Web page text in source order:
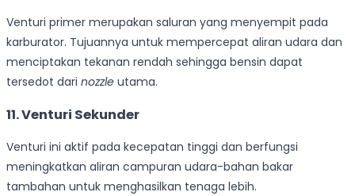
Venturi primer merupakan saluran yang menyempit pada
karburator. Tujuannya untuk mempercepat aliran udara dan
menciptakan tekanan rendah sehingga bensin dapat
tersedot dari nozzle utama.
11. Venturi Sekunder
Venturi ini aktif pada kecepatan tinggi dan berfungsi
meningkatkan aliran campuran udara-bahan bakar
tambahan untuk menghasilkan tenaga lebih.